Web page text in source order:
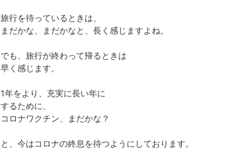
旅行を待っているときは、
まだかな、まだかなと、長く感じますよね。
でも、旅行が終わって帰るときは
早く感じます。
1年をより、充実に長い年に
するために、
コロナワクチン、まだかな？
と、今はコロナの終息を待つようにしております。